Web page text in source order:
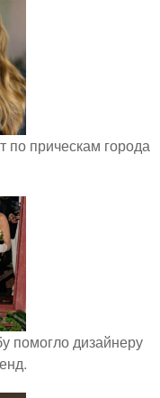
по прическам города
помогло дизайнеру